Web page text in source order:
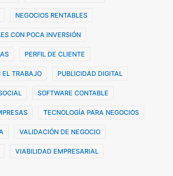
NEGOCIOS RENTABLES
CON POCA INVERSIÓN
PERFIL DE CLIENTE
EL TRABAJO PUBLICIDAD DIGITAL
SOFTWARE CONTABLE
TECNOLOGÍA PARA NEGOCIOS
VALIDACIÓN DE NEGOCIO
VIABILIDAD EMPRESARIAL